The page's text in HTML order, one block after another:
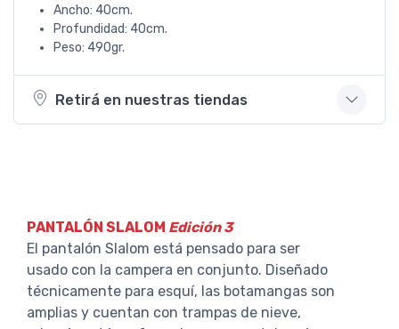
Ancho: 40cm.
Profundidad: 40cm.
Peso: 490gr.
Retirá en nuestras tiendas
PANTALÓN SLALOM Edición 3
El pantalón Slalom está pensado para ser
usado con la campera en conjunto. Diseñado
técnicamente para esquí, las botamangas son
amplias y cuentan con trampas de nieve,